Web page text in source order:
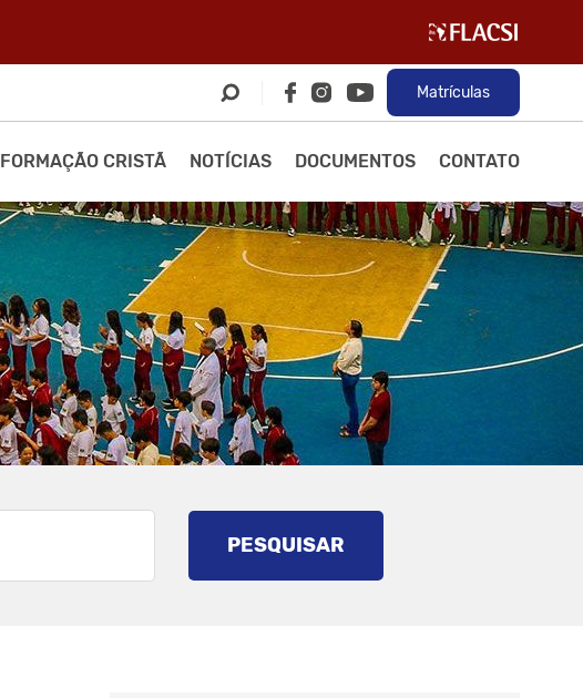
Matrículas
FORMAÇÃO CRISTÃ NOTÍCIAS DOCUMENTOS CONTATO
PESQUISAR